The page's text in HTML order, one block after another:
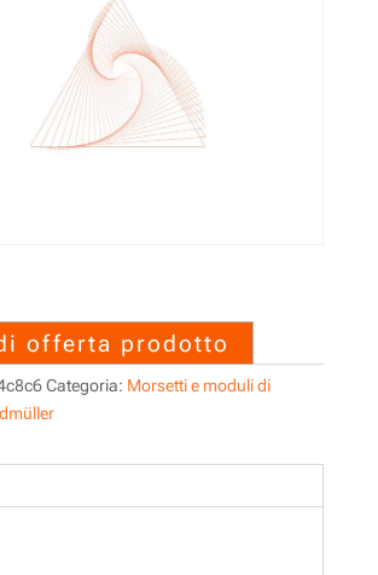
offerta prodotto
Categoria: Morsetti e moduli di